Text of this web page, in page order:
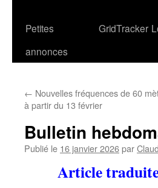
Petites
annonces
GridTracker
← Nouvelles fréquences de 60
à partir du 13 février
Bulletin
Publié le 16 janvier 2026par
Article